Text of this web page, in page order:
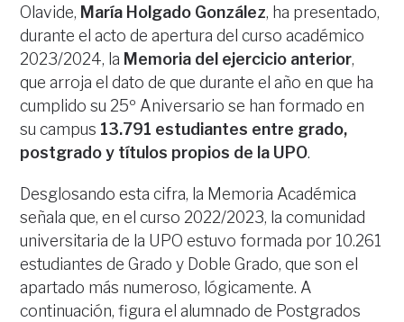
Olavide, María Holgado González, ha presentado,
durante el acto de apertura del curso académico
2023/2024, la Memoria del ejercicio anterior,
que arroja el dato de que durante el año en que ha
cumplido su 25º Aniversario se han formado en
su campus 13.791 estudiantes entre grado,
postgrado y títulos propios de la UPO.
Desglosando esta cifra, la Memoria Académica
señala que, en el curso 2022/2023, la comunidad
universitaria de la UPO estuvo formada por 10.261
estudiantes de Grado y Doble Grado, que son el
apartado más numeroso, lógicamente. A
continuación, figura el alumnado de Postgrados